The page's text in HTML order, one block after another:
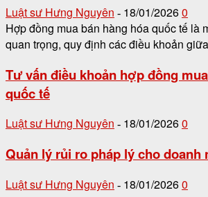
Luật sư Hưng Nguyên - 18/01/20260
Hợp đồng mua bán hàng hóa quốc tế là
quan trọng, quy định các điều khoản
Tư vấn điều khoản hợp đồng
quốc tế
Luật sư Hưng Nguyên - 18/01/20260
Quản lý rủi ro pháp lý cho doanh
Luật sư Hưng Nguyên - 18/01/20260